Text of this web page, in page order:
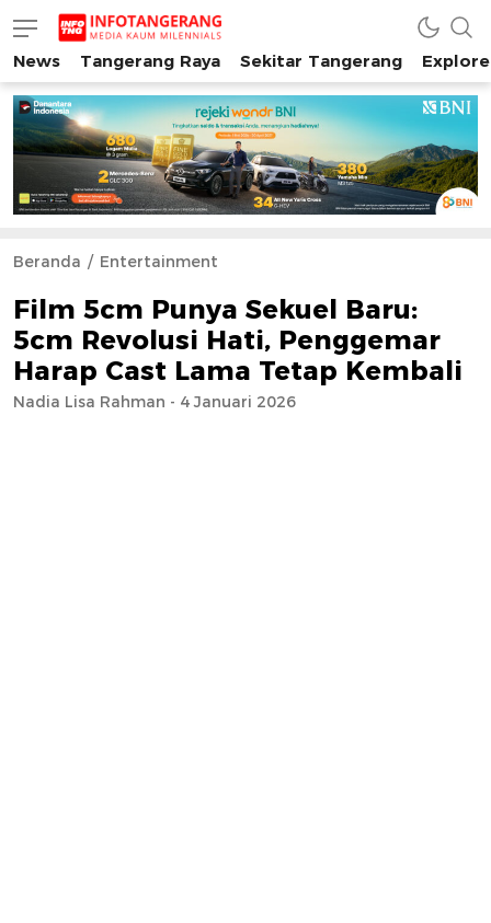
INFO TANGERANG
Media Kaum Millenials Tangerang Raya
News Tangerang Raya Sekitar Tangerang
Beranda Entertainment
Film 5cm Punya Sekuel Baru:
5cm Revolusi Hati, Penggemar
Harap Cast Lama Tetap Kembali
Nadia Lisa Rahman - 4 Januari 2026